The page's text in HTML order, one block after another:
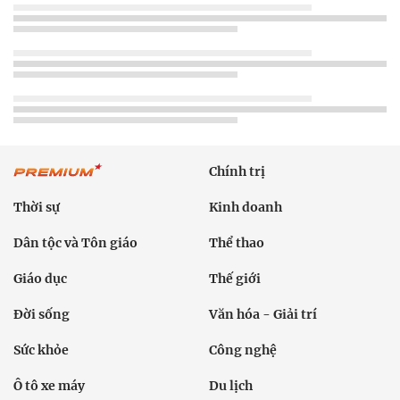
Chính trị
Thời sự Kinh doanh
Dân tộc và Tôn giáo Thể thao
Giáo dục Thế giới
Đời sống Văn hóa - Giải trí
Sức khỏe Công nghệ
Ô tô xe máy Du lịch